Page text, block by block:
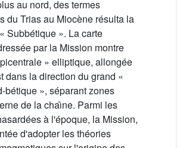
au nord, des termes
du Trias au Miocène résulta la
Subbétique ». La carte
par la Mission montre
» elliptique, allongée
dans la direction du grand «
bétique », séparant zones
de la chaı̂ne. Parmi les
à l'époque, la Mission,
d'adopter les théories